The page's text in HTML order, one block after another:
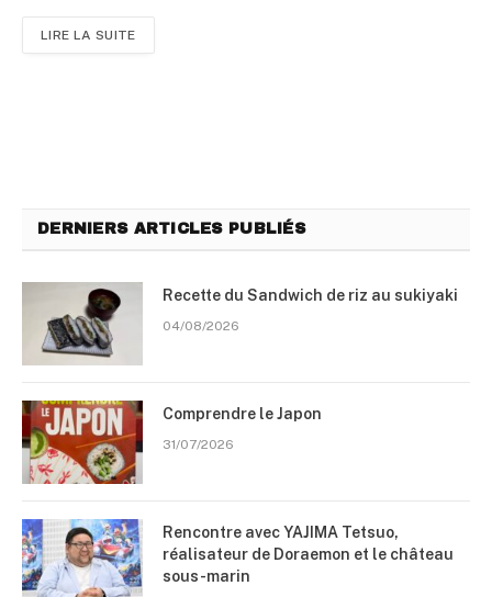
LIRE LA SUITE
DERNIERS ARTICLES PUBLIÉS
Recette du Sandwich de riz au sukiyaki
04/08/2026
Comprendre le Japon
31/07/2026
Rencontre avec YAJIMA Tetsuo,
réalisateur de Doraemon et le château
sous-marin